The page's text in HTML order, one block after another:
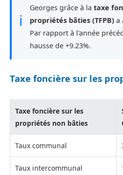
ℹ
Georges grâce à la taxe
propriétés bâties (TFPB) a
Par rapport à l'année
hausse de +9.23%.
Taxe foncière sur les
Taxe foncière sur les
propriétés non bâties
Taux communal
Taux intercommunal